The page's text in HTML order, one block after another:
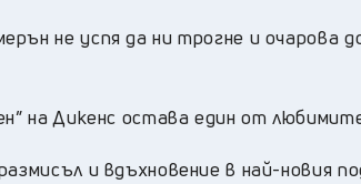
не успя да ни трогне и очарова
на Дикенс остава един от
и вдъхновение в най-новия